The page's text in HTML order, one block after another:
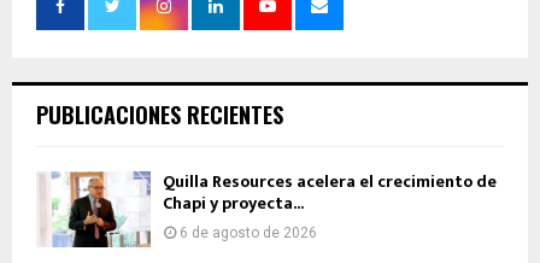
PUBLICACIONES RECIENTES
Quilla Resources acelera el crecimiento de
Chapi y proyecta...
6 de agosto de 2026